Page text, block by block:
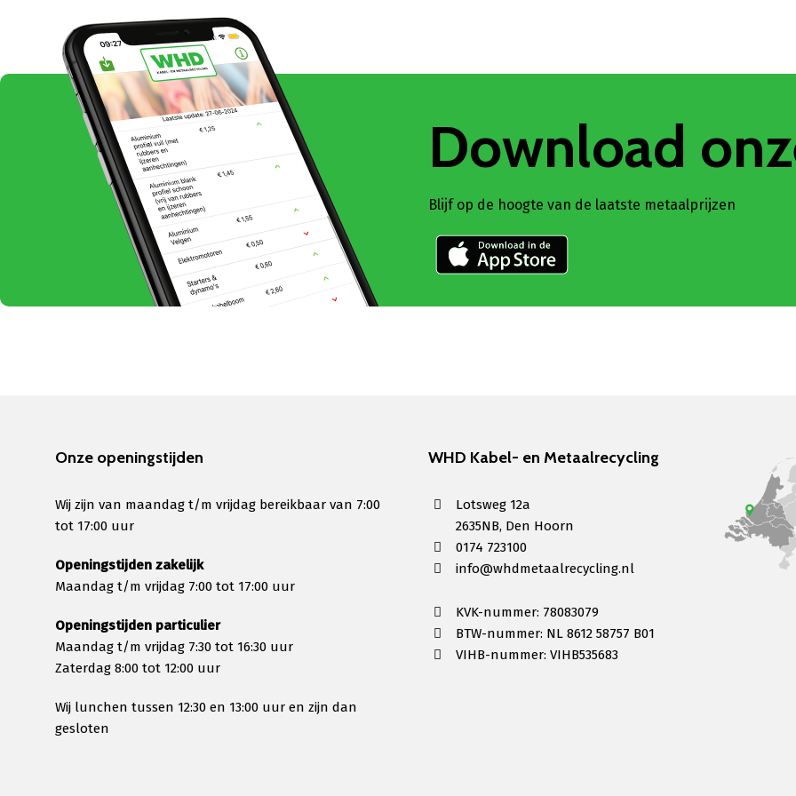
Download
Blijf op de hoogte van de laatste metaalprijzen
Onze openingstijden
Wij zijn van maandag t/m vrijdag bereikbaar van 7:00
tot 17:00 uur
Openingstijden zakelijk
Maandag t/m vrijdag 7:00 tot 17:00 uur
Openingstijden particulier
Maandag t/m vrijdag 7:30 tot 16:30 uur
Zaterdag 8:00 tot 12:00 uur
Wij lunchen tussen 12:30 en 13:00 uur en zijn dan
gesloten
WHD Kabel- en Metaalrecycling
Lotsweg 12a
2635NB, Den Hoorn
0174 723100
info@whdmetaalrecycling.nl
KVK-nummer: 78083079
BTW-nummer: NL 8612 58757 B01
VIHB-nummer: VIHB535683